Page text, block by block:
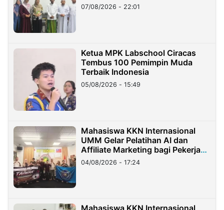
07/08/2026 - 22:01
Ketua MPK Labschool Ciracas
Tembus 100 Pemimpin Muda
Terbaik Indonesia
05/08/2026 - 15:49
Mahasiswa KKN Internasional
UMM Gelar Pelatihan AI dan
Affiliate Marketing bagi Pekerja
Migran Indonesia di Taiwan
04/08/2026 - 17:24